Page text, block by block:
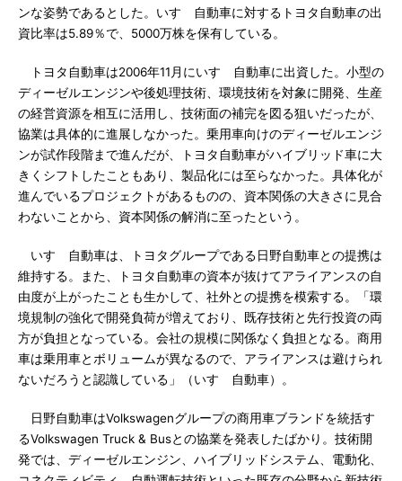
ンな姿勢であるとした。いすゞ自動車に対するトヨタ自動車の出
資比率は5.89％で、5000万株を保有している。
トヨタ自動車は2006年11月にいすゞ自動車に出資した。小型の
ディーゼルエンジンや後処理技術、環境技術を対象に開発、生産
の経営資源を相互に活用し、技術面の補完を図る狙いだったが、
協業は具体的に進展しなかった。乗用車向けのディーゼルエンジ
ンが試作段階まで進んだが、トヨタ自動車がハイブリッド車に大
きくシフトしたこともあり、製品化には至らなかった。具体化が
進んでいるプロジェクトがあるものの、資本関係の大きさに見合
わないことから、資本関係の解消に至ったという。
いすゞ自動車は、トヨタグループである日野自動車との提携は
維持する。また、トヨタ自動車の資本が抜けてアライアンスの自
由度が上がったことも生かして、社外との提携を模索する。「環
境規制の強化で開発負荷が増えており、既存技術と先行投資の両
方が負担となっている。会社の規模に関係なく負担となる。商用
車は乗用車とボリュームが異なるので、アライアンスは避けられ
ないだろうと認識している」（いすゞ自動車）。
日野自動車はVolkswagenグループの商用車ブランドを統括す
るVolkswagen Truck & Busとの協業を発表したばかり。技術開
発では、ディーゼルエンジン、ハイブリッドシステム、電動化、